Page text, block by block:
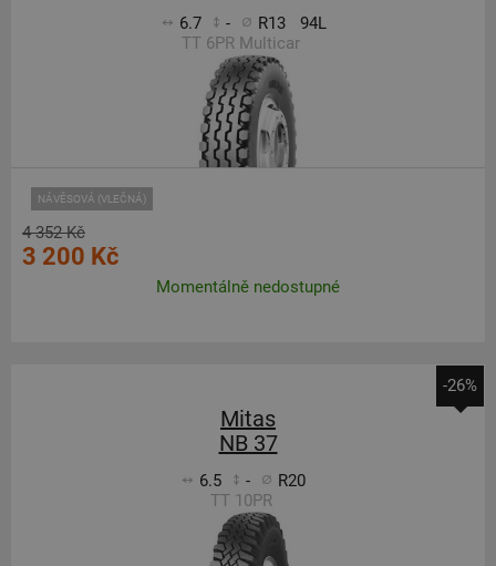
6.7 - R13
94L
TT 6PR Multicar
NÁVĚSOVÁ (VLEČNÁ)
4 352 Kč
3 200 Kč
Momentálně nedostupné
-26%
Mitas
NB 37
6.5 -
R20
TT 10PR